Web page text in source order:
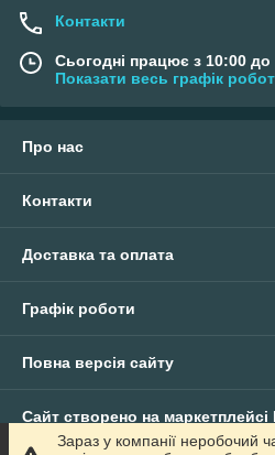
Контакти
Сьогодні працює з 10:00 до
Показати весь графік
Про нас
Контакти
Доставка та оплата
Графік роботи
Повна версія сайту
Сайт створено на маркетплейсі
Зараз у компанії неробочий